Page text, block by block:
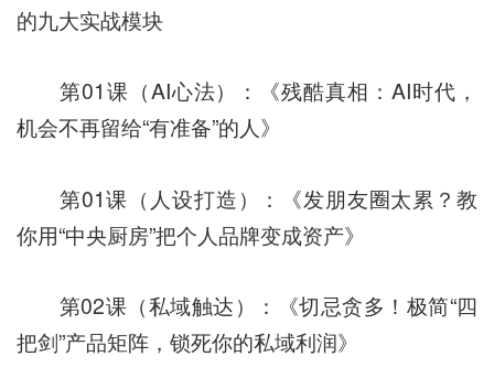
的九大实战模块
第01课（AI心法）：《残酷真相：AI时代，
机会不再留给“有准备”的人》
第01课（人设打造）：《发朋友圈太累？教
你用“中央厨房”把个人品牌变成资产》
第02课（私域触达）：《切忌贪多！极简“四
把剑”产品矩阵，锁死你的私域利润》